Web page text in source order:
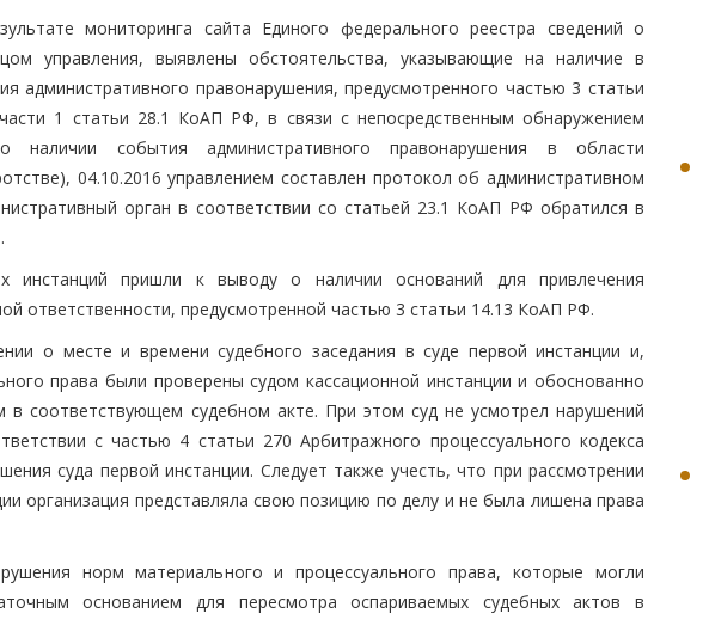
мониторинга сайта Единого федерального реестра сведений о
управления, выявлены обстоятельства, указывающие на наличие в
административного правонарушения, предусмотренного частью 3 статьи
1 статьи 28.1 КоАП РФ, в связи с непосредственным обнаружением
наличии события административного правонарушения в области
04.10.2016 управлением составлен протокол об административном
орган в соответствии со статьей 23.1 КоАП РФ обратился в
инстанций пришли к выводу о наличии оснований для привлечения
ответственности, предусмотренной частью 3 статьи 14.13 КоАП РФ.
о месте и времени судебного заседания в суде первой инстанции и,
права были проверены судом кассационной инстанции и обоснованно
соответствующем судебном акте. При этом суд не усмотрел нарушений
с частью 4 статьи 270 Арбитражного процессуального кодекса
суда первой инстанции. Следует также учесть, что при рассмотрении
организация представляла свою позицию по делу и не была лишена права
норм материального и процессуального права, которые могли
основанием для пересмотра оспариваемых судебных актов в